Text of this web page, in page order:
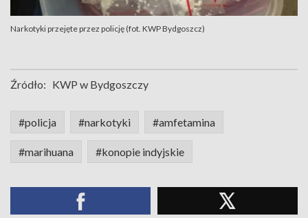
Narkotyki przejęte przez policję (fot. KWP Bydgoszcz)
Źródło: KWP w Bydgoszczy
#policja #narkotyki #amfetamina
#marihuana #konopie indyjskie